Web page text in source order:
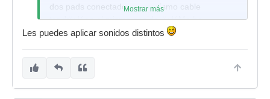
dos pads conectados a un mismo cable
tendrï¿½an el mismo sonido. ï¿½Me he
explicado?.
Mostrar más
Les puedes aplicar sonidos distintos